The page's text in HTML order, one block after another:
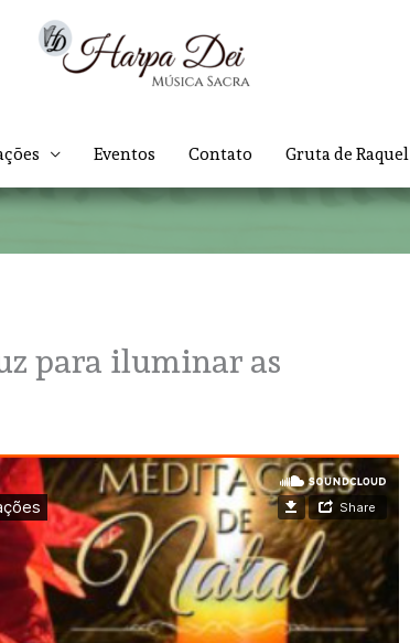
Eventos Contato Gruta de Raquel
para iluminar as